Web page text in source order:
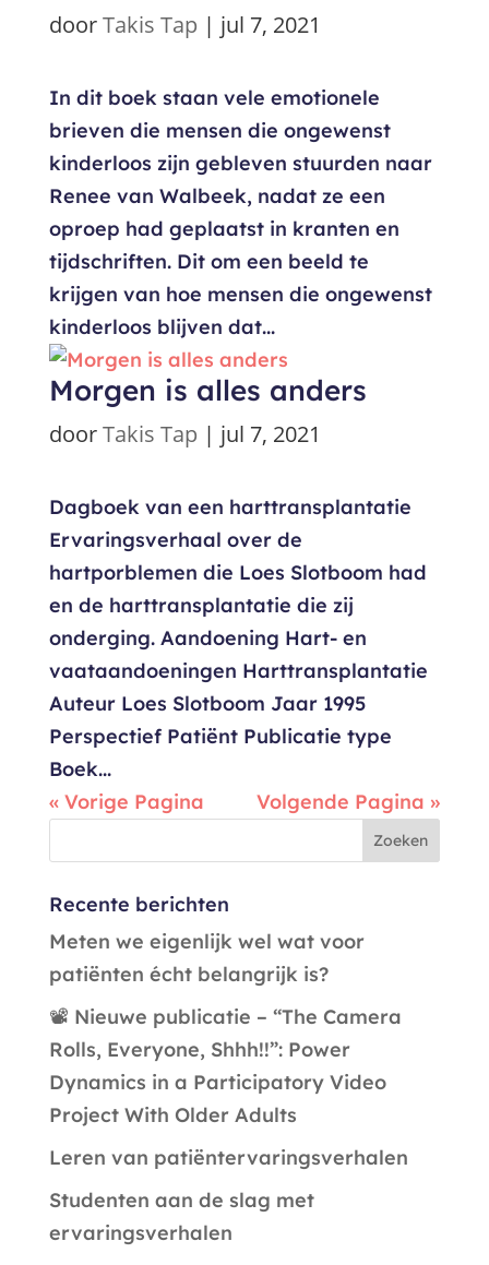
doorTakis Tap | jul 7, 2021
In dit boek staan vele emotionele
brieven die mensen die ongewenst
kinderloos zijn gebleven stuurden naar
Renee van Walbeek, nadat ze een
oproep had geplaatst in kranten en
tijdschriften. Dit om een beeld te
krijgen van hoe mensen die ongewenst
kinderloos blijven dat...
Morgen is alles anders
doorTakis Tap | jul 7, 2021
Dagboek van een harttransplantatie
Ervaringsverhaal over de
hartporblemen die Loes Slotboom had
en de harttransplantatie die zij
onderging. Aandoening Hart- en
vaataandoeningen Harttransplantatie
Auteur Loes Slotboom Jaar 1995
Perspectief Patiënt Publicatie type
Boek...
« Vorige Pagina
Volgende Pagina »
Recente berichten
Meten we eigenlijk wel wat voor
patiënten écht belangrijk is?
📽️ Nieuwe publicatie – “The Camera
Rolls, Everyone, Shhh!!”: Power
Dynamics in a Participatory Video
Project With Older Adults
Leren van patiëntervaringsverhalen
Studenten aan de slag met
ervaringsverhalen